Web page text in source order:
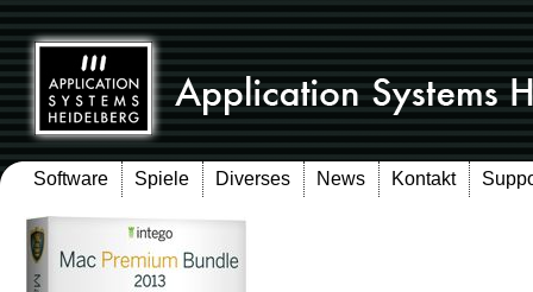
Software Spiele Diverses News Kontakt